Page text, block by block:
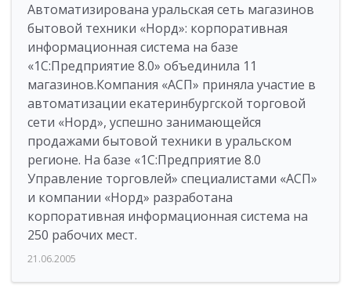
Автоматизирована уральская сеть магазинов
бытовой техники «Норд»: корпоративная
информационная система на базе
«1С:Предприятие 8.0» объединила 11
магазинов.Компания «АСП» приняла участие в
автоматизации екатеринбургской торговой
сети «Норд», успешно занимающейся
продажами бытовой техники в уральском
регионе. На базе «1С:Предприятие 8.0
Управление торговлей» специалистами «АСП»
и компании «Норд» разработана
корпоративная информационная система на
250 рабочих мест.
21.06.2005